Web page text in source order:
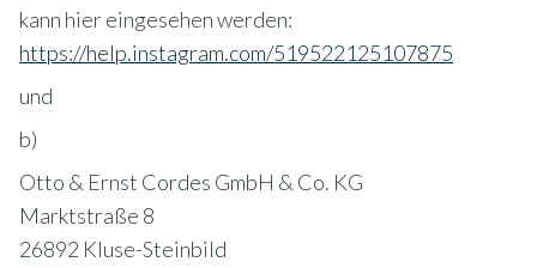
kann hier eingesehen werden:
https://help.instagram.com/519522125107875
und
b)
Otto & Ernst Cordes GmbH & Co. KG
Marktstraße 8
26892 Kluse-Steinbild